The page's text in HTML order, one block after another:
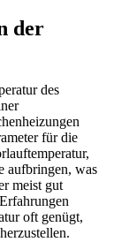
der
des
für die
aufbringen, was
meist gut
oft genügt,